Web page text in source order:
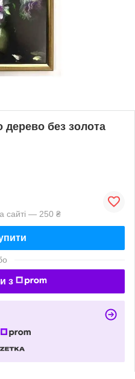
дерево без золота
сайті — 250 ₴
з